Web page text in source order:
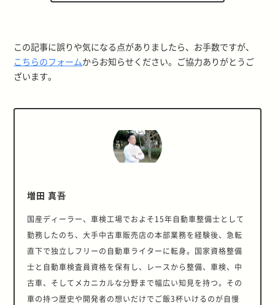
この記事に誤りや気になる点がありましたら、お手数ですが、
こちらのフォームからお知らせください。ご協力ありがとうご
ざいます。
増田 真吾
国産ディーラー、車検工場でおよそ15年自動車整備士として
勤務したのち、大手中古車販売店の本部業務を経験後、急転
直下で独立しフリーの自動車ライターに転身。国家資格整備
士と自動車検査員資格を保有し、レースから整備、車検、中
古車、そしてメカニカルな分野まで幅広い知見を持つ。その
車の持つ歴史や開発者の想いだけでご飯3杯いけるのが自慢